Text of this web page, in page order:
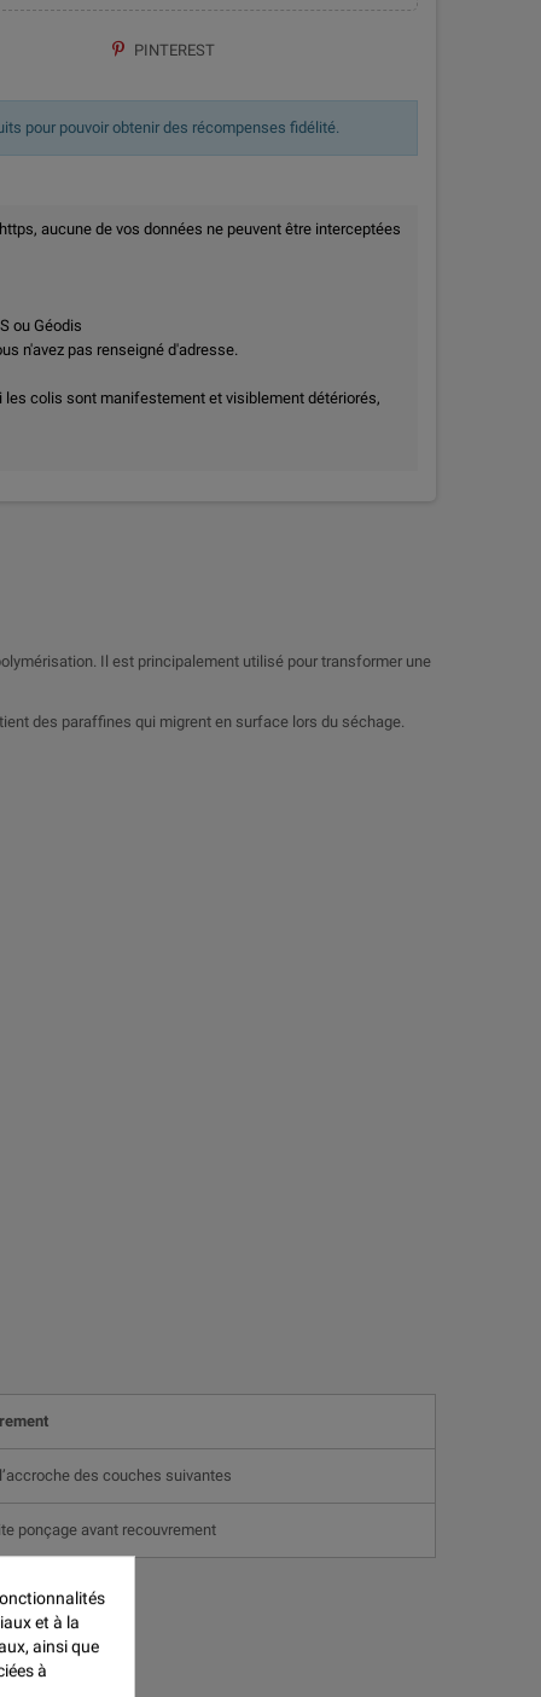
PINTEREST
pour pouvoir obtenir des récompenses fidélité.
aucune de vos données ne peuvent être interceptées
ou Géodis
n'avez pas renseigné d'adresse.
colis sont manifestement et visiblement détériorés,
Il est principalement utilisé pour transformer une
des paraffines qui migrent en surface lors du séchage.
des couches suivantes
ponçage avant recouvrement
et à la
ainsi que
à